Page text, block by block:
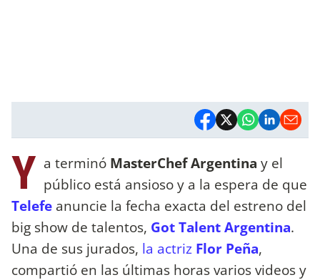
Y a terminó MasterChef Argentina y el
público está ansioso y a la espera de que
Telefe anuncie la fecha exacta del estreno del
big show de talentos, Got Talent Argentina.
Una de sus jurados, la actriz Flor Peña,
compartió en las últimas horas varios videos y